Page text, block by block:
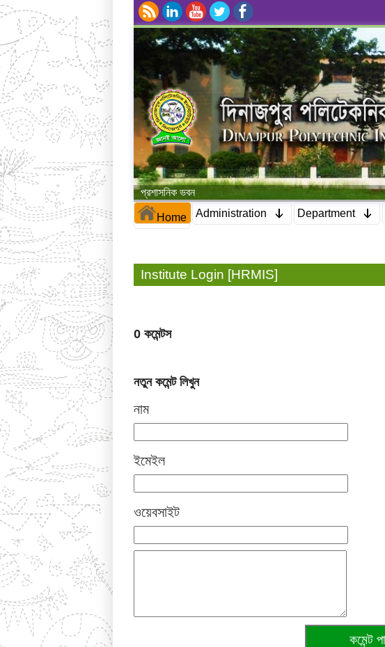
প্রশাসনিক ভবন
Home
Administration Department
Institute Login [HRMIS]
0 কমেন্টস
নতুন কমেন্ট লিখুন
নাম
ইমেইল
ওয়েবসাইট